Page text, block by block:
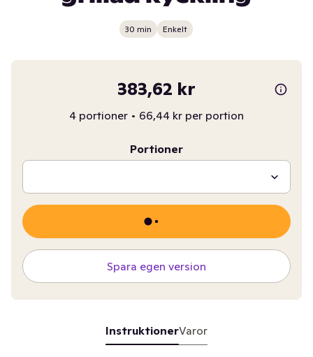
30 min Enkelt
383,62 kr
4 portioner • 66,44 kr per portion
Portioner
Spara egen version
InstruktionerVaror